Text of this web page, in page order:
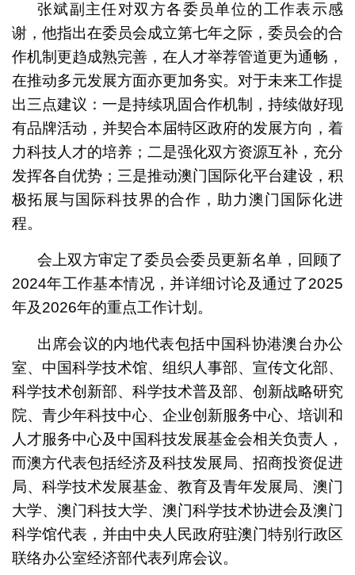
张斌副主任对双方各委员单位的工作表示感
谢，他指出在委员会成立第七年之际，委员会的合
作机制更趋成熟完善，在人才举荐管道更为通畅，
在推动多元发展方面亦更加务实。对于未来工作提
出三点建议：一是持续巩固合作机制，持续做好现
有品牌活动，并契合本届特区政府的发展方向，着
力科技人才的培养；二是强化双方资源互补，充分
发挥各自优势；三是推动澳门国际化平台建设，积
极拓展与国际科技界的合作，助力澳门国际化进
程。
会上双方审定了委员会委员更新名单，回顾了
2024年工作基本情况，并详细讨论及通过了2025
年及2026年的重点工作计划。
出席会议的内地代表包括中国科协港澳台办公
室、中国科学技术馆、组织人事部、宣传文化部、
科学技术创新部、科学技术普及部、创新战略研究
院、青少年科技中心、企业创新服务中心、培训和
人才服务中心及中国科技发展基金会相关负责人，
而澳方代表包括经济及科技发展局、招商投资促进
局、科学技术发展基金、教育及青年发展局、澳门
大学、澳门科技大学、澳门科学技术协进会及澳门
科学馆代表，并由中央人民政府驻澳门特别行政区
联络办公室经济部代表列席会议。